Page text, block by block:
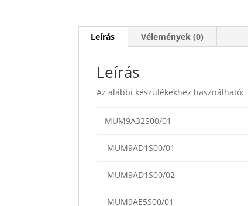
Leírás Vélemények (0)
Leírás
Az alábbi készülékekhez használható:
MUM9A32S00/01
MUM9AD1S00/01
MUM9AD1S00/02
MUM9AE5S00/01